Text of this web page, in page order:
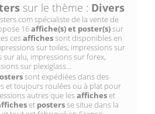
sur le thème : Divers
spécialiste de la vente de
16affiche(s) et poster(s)sur
cesaffichessont disponibles en
sur toiles, impressions sur
sur alu, impressions sur forex,
sur plexiglass...
sont expédiées dans des
et toujours roulées ou à plat pour
autres que lesafficheset
et postersse situe dans la